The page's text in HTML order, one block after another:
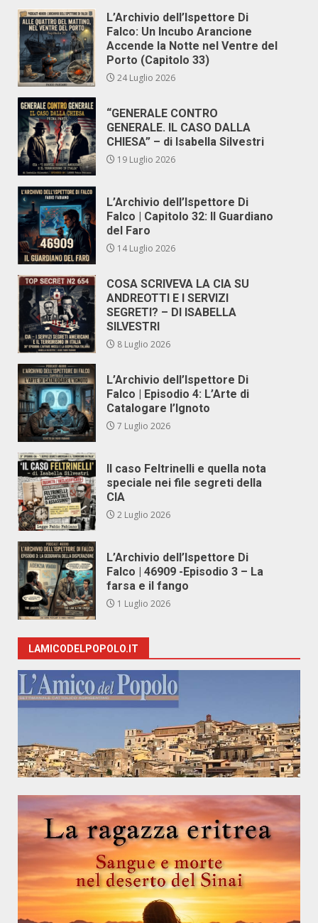
L’Archivio dell’Ispettore Di
Falco: Un Incubo Arancione
Accende la Notte nel Ventre del
Porto (Capitolo 33)
24 Luglio 2026
“GENERALE CONTRO
GENERALE. IL CASO DALLA
CHIESA” – di Isabella Silvestri
19 Luglio 2026
L’Archivio dell’Ispettore Di
Falco | Capitolo 32: Il Guardiano
del Faro
14 Luglio 2026
COSA SCRIVEVA LA CIA SU
ANDREOTTI E I SERVIZI
SEGRETI? – DI ISABELLA
SILVESTRI
8 Luglio 2026
L’Archivio dell’Ispettore Di
Falco | Episodio 4: L’Arte di
Catalogare l’Ignoto
7 Luglio 2026
Il caso Feltrinelli e quella nota
speciale nei file segreti della
CIA
2 Luglio 2026
L’Archivio dell’Ispettore Di
Falco | 46909 -Episodio 3 – La
farsa e il fango
1 Luglio 2026
LAMICODELPOPOLO.IT